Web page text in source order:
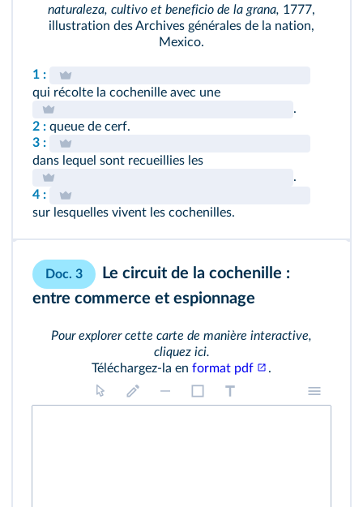
naturaleza, cultivo et beneficio de la grana, 1777,
illustration des Archives générales de la nation,
Mexico.
1 :
qui récolte la cochenille avec une
.
2 : queue de cerf.
3 :
dans lequel sont recueillies les
.
4 :
sur lesquelles vivent les cochenilles.
Doc. 3
Le circuit de la cochenille :
entre commerce et espionnage
Pour explorer cette carte de manière interactive,
cliquez ici.
Téléchargez-la en format pdf .